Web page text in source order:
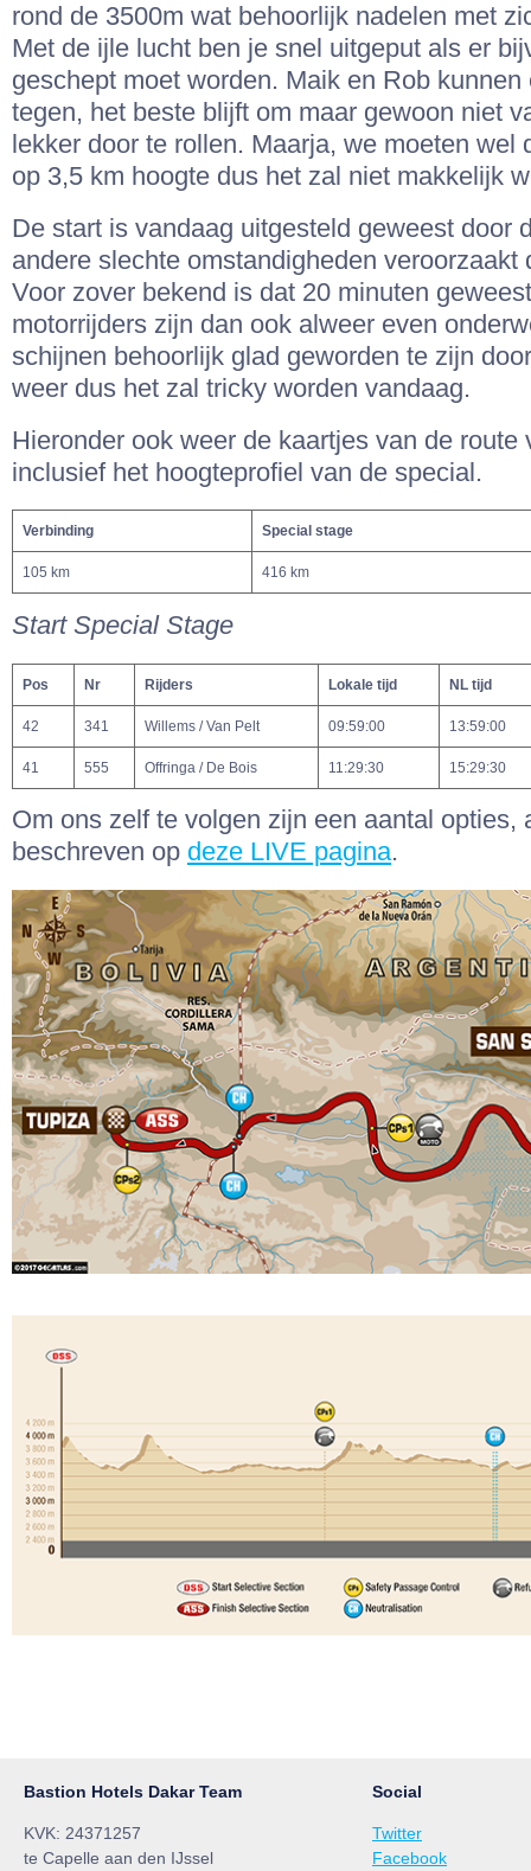
rond de 3500m wat behoorlijk nadelen met
Met de ijle lucht ben je snel uitgeput als er
geschept moet worden. Maik en Rob kunnen
tegen, het beste blijft om maar gewoon niet
lekker door te rollen. Maarja, we moeten wel
op 3,5 km hoogte dus het zal niet makkelijk
De start is vandaag uitgesteld geweest door
andere slechte omstandigheden veroorzaakt
Voor zover bekend is dat 20 minuten
motorrijders zijn dan ook alweer even
schijnen behoorlijk glad geworden te zijn
weer dus het zal tricky worden vandaag.
Hieronder ook weer de kaartjes van de route
inclusief het hoogteprofiel van de special.
Verbinding Special stage
105 km 416 km
Start Special Stage
Pos Nr Rijders Lokale tijd NL tijd
42 341 Willems / Van Pelt 09:59:00 13:59:00
41 555 Offringa / De Bois 11:29:30 15:29:30
Om ons zelf te volgen zijn een aantal opties,
beschreven op deze LIVE pagina.
Bastion Hotels Dakar Team
KVK: 24371257
te Capelle aan den IJssel
Social
Twitter
Facebook